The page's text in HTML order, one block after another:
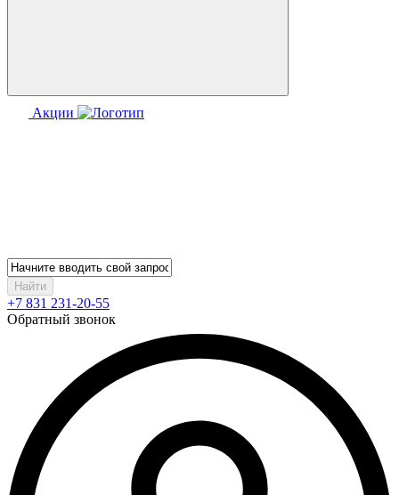
Акции
Найти
+7 831 231-20-55
Обратный звонок